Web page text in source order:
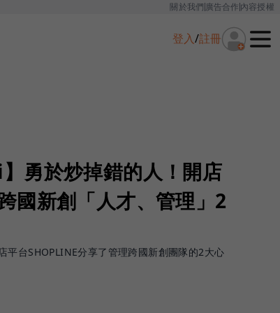
關於我們廣告合作內容授權
登入/註冊
勇於炒掉錯的人！開店
國新創「人才、管理」2
台SHOPLINE分享了管理跨國新創團隊的2大心